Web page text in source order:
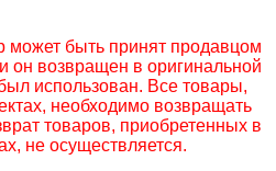
может быть принят продавцом
он возвращен в оригинальной
использован. Все товары,
необходимо возвращать
товаров, приобретенных в
не осуществляется.